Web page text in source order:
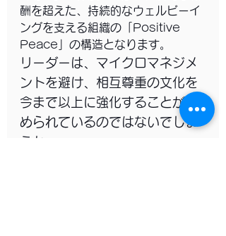
酬を超えた、持続的なウェルビーイ
ングを支える組織の「Positive
Peace」の構造となります。
リーダーは、マイクロマネジメ
ントを避け、相互尊重の文化を
今まで以上に強化することが求
められているのではないでしょ
うか。